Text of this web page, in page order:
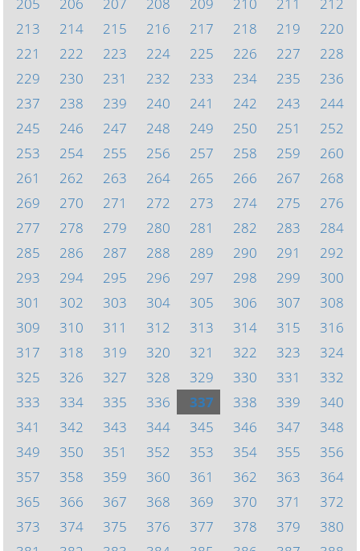
213
214 215 216 217 218 219
220
221
222 223 224 225 226 227
228
229
230 231 232 233 234 235
236
237
238 239 240 241 242 243
244
245
246 247 248 249 250 251
252
253
254 255 256 257 258 259
260
261
262 263 264 265 266 267
268
269
270 271 272 273 274 275
276
277
278 279 280 281 282 283
284
285
286 287 288 289 290 291
292
293
294 295 296 297 298 299
300
301
302 303 304 305 306 307
308
309
310 311 312 313 314 315
316
317
318 319 320 321 322 323
324
325
326 327 328 329 330 331
332
333
334 335 336 337 338 339
340
341
342 343 344 345 346 347
348
349
350 351 352 353 354 355
356
357
358 359 360 361 362 363
364
365
366 367 368 369 370 371
372
373
374 375 376 377 378 379
380